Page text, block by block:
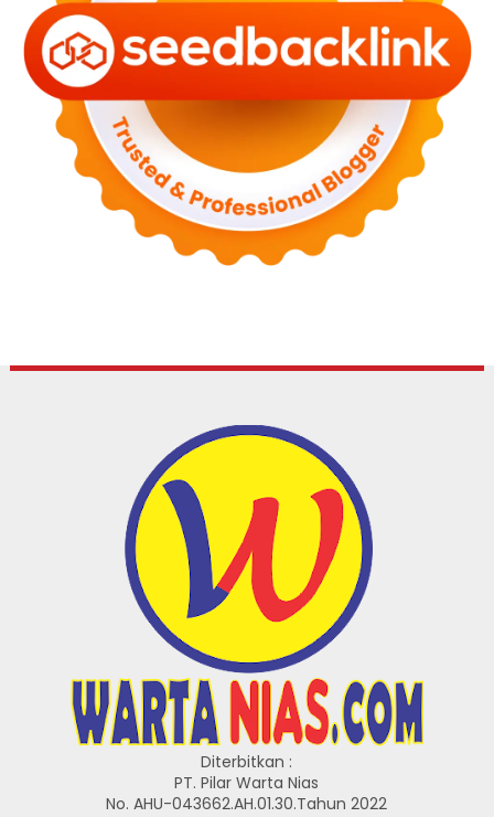
Diterbitkan :
PT. Pilar Warta Nias
No. AHU-043662.AH.01.30.Tahun 2022